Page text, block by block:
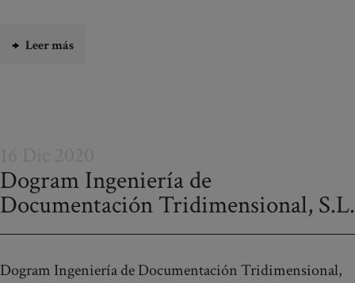
Leer más
Dogram Ingeniería de
Documentación Tridimensional, S.L.
Dogram Ingeniería de Documentación Tridimensional,